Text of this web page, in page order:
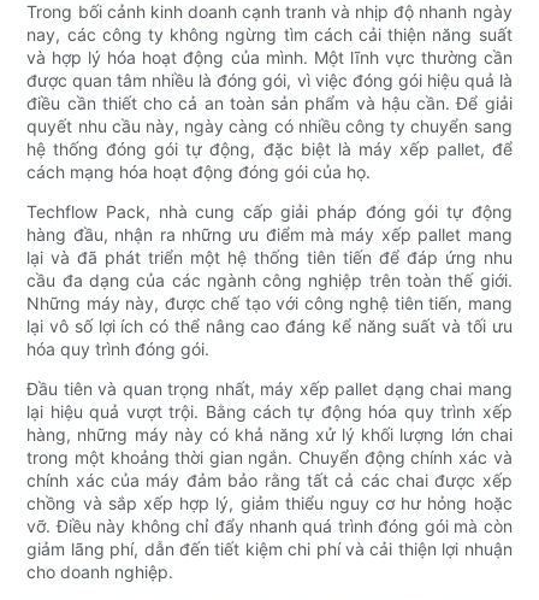
Trong bối cảnh kinh doanh cạnh tranh và nhịp độ nhanh ngày
nay, các công ty không ngừng tìm cách cải thiện năng suất
và hợp lý hóa hoạt động của mình. Một lĩnh vực thường cần
được quan tâm nhiều là đóng gói, vì việc đóng gói hiệu quả là
điều cần thiết cho cả an toàn sản phẩm và hậu cần. Để giải
quyết nhu cầu này, ngày càng có nhiều công ty chuyển sang
hệ thống đóng gói tự động, đặc biệt là máy xếp pallet, để
cách mạng hóa hoạt động đóng gói của họ.
Techflow Pack, nhà cung cấp giải pháp đóng gói tự động
hàng đầu, nhận ra những ưu điểm mà máy xếp pallet mang
lại và đã phát triển một hệ thống tiên tiến để đáp ứng nhu
cầu đa dạng của các ngành công nghiệp trên toàn thế giới.
Những máy này, được chế tạo với công nghệ tiên tiến, mang
lại vô số lợi ích có thể nâng cao đáng kể năng suất và tối ưu
hóa quy trình đóng gói.
Đầu tiên và quan trọng nhất, máy xếp pallet dạng chai mang
lại hiệu quả vượt trội. Bằng cách tự động hóa quy trình xếp
hàng, những máy này có khả năng xử lý khối lượng lớn chai
trong một khoảng thời gian ngắn. Chuyển động chính xác và
chính xác của máy đảm bảo rằng tất cả các chai được xếp
chồng và sắp xếp hợp lý, giảm thiểu nguy cơ hư hỏng hoặc
vỡ. Điều này không chỉ đẩy nhanh quá trình đóng gói mà còn
giảm lãng phí, dẫn đến tiết kiệm chi phí và cải thiện lợi nhuận
cho doanh nghiệp.